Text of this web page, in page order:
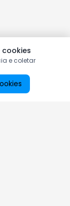
e coletar